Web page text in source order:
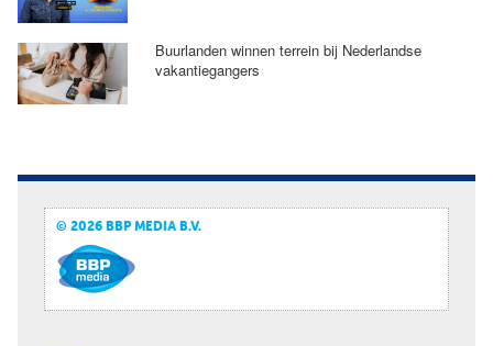
Buurlanden winnen terrein bij Nederlandse
vakantiegangers
© 2026 BBP MEDIA B.V.